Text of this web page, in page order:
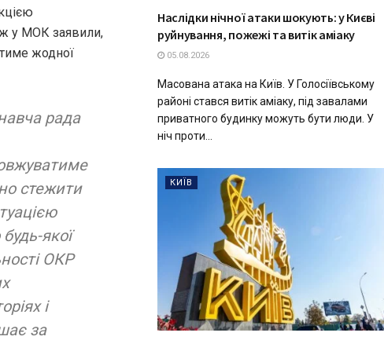
у МОК заявили,
жодної
рада
стежити
якої
ОКР
і
за
Наслідки нічної атаки шокують: у Києві
руйнування, пожежі та витік аміаку
05.08.2026
Масована атака на Київ. У Голосіївському
районі стався витік аміаку, під завалами
приватного будинку можуть бути люди. У
ніч проти...
КИЇВ